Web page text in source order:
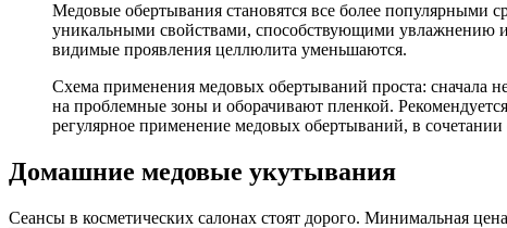
Медовые обертывания становятся все более популярными
уникальными свойствами, способствующими увлажнению и
видимые проявления целлюлита уменьшаются.
Схема применения медовых обертываний проста: сначала
на проблемные зоны и оборачивают пленкой.
регулярное применение медовых обертываний, в
Домашние медовые укутывания
Сеансы в косметических салонах стоят дорого. Минимальная